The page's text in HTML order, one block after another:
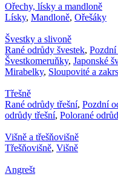
Ořechy, lísky a mandloně
Lísky, Mandloně, Ořešáky
Švestky a slivoně
Rané odrůdy švestek, Pozdní
Švestkomeruňky, Japonské
Mirabelky, Sloupovité a
Třešně
Rané odrůdy třešní, Pozdní
odrůdy třešní, Polorané
Višně a třešňovišně
Třešňovišně, Višně
Angrešt